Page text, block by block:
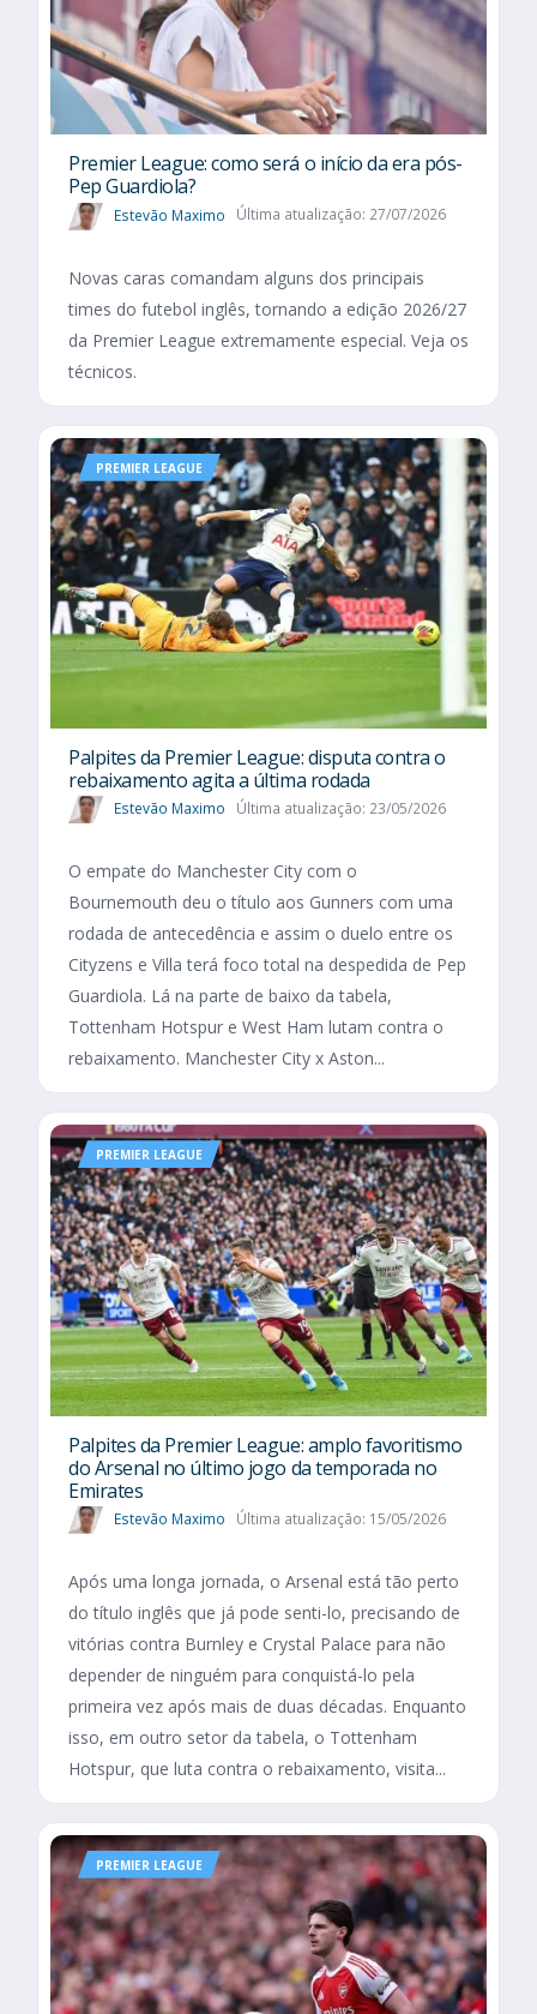
Premier League: como será o início da era pós-
Pep Guardiola?
Estevão Maximo Última atualização: 27/07/2026
Novas caras comandam alguns dos principais
times do futebol inglês, tornando a edição 2026/27
da Premier League extremamente especial. Veja os
técnicos.
PREMIER LEAGUE
Palpites da Premier League: disputa contra o
rebaixamento agita a última rodada
Estevão Maximo Última atualização: 23/05/2026
O empate do Manchester City com o
Bournemouth deu o título aos Gunners com uma
rodada de antecedência e assim o duelo entre os
Cityzens e Villa terá foco total na despedida de Pep
Guardiola. Lá na parte de baixo da tabela,
Tottenham Hotspur e West Ham lutam contra o
rebaixamento. Manchester City x Aston...
PREMIER LEAGUE
Palpites da Premier League: amplo favoritismo
do Arsenal no último jogo da temporada no
Emirates
Estevão Maximo Última atualização: 15/05/2026
Após uma longa jornada, o Arsenal está tão perto
do título inglês que já pode senti-lo, precisando de
vitórias contra Burnley e Crystal Palace para não
depender de ninguém para conquistá-lo pela
primeira vez após mais de duas décadas. Enquanto
isso, em outro setor da tabela, o Tottenham
Hotspur, que luta contra o rebaixamento, visita...
PREMIER LEAGUE